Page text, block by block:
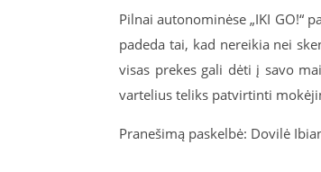
Pilnai autonominėse „IKI GO!“
padeda tai, kad nereikia nei
visas prekes gali dėti į savo
vartelius teliks patvirtinti
Pranešimą paskelbė: Dovilė